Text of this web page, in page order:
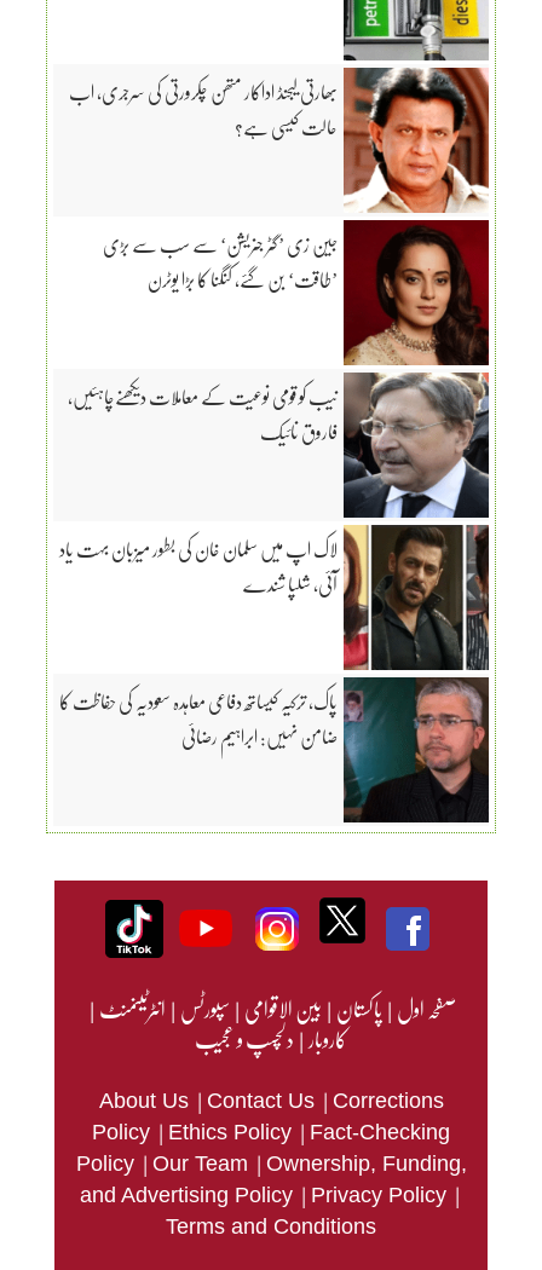
بھارتی لیجنڈ اداکار متھن چکرورتی کی سرجری، اب
حالت کیسی ہے؟
جین زی ’گٹر جنریشن‘ سے سب سے بڑی
’طاقت‘ بن گئے، کنگنا کا بڑا یوٹرن
نیب کو قومی نوعیت کے معاملات دیکھنےچاہئیں،
فاروق نائیک
لاک اپ میں سلمان خان کی بطور میزبان بہت یاد
آئی، شلپا شندے
پاک، ترکیہ کیساتھ دفاعی معاہدہ سعودیہ کی حفاظت کا
ضامن نہیں: ابراہیم رضائی
صفحہ اول|پاکستان|بین الاقوامی|سپورٹس|انٹرٹینمنٹ|
کاروبار|دلچسپ و عجیب
About Us | Contact Us | Corrections
Policy | Ethics Policy | Fact-Checking
Policy | Our Team | Ownership, Funding,
and Advertising Policy | Privacy Policy |
Terms and Conditions